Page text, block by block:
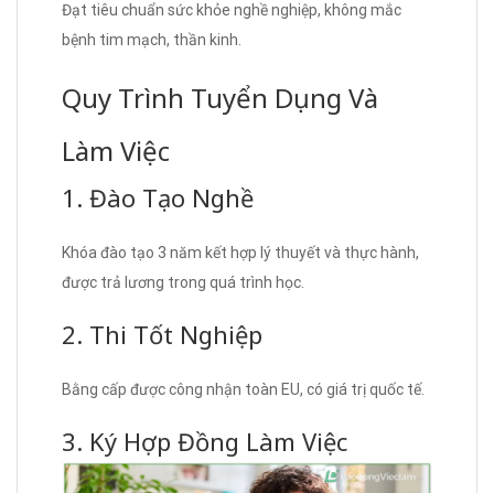
Đạt tiêu chuẩn sức khỏe nghề nghiệp, không mắc
bệnh tim mạch, thần kinh.
Quy Trình Tuyển Dụng Và
Làm Việc
1. Đào Tạo Nghề
Khóa đào tạo 3 năm kết hợp lý thuyết và thực hành,
được trả lương trong quá trình học.
2. Thi Tốt Nghiệp
Bằng cấp được công nhận toàn EU, có giá trị quốc tế.
3. Ký Hợp Đồng Làm Việc